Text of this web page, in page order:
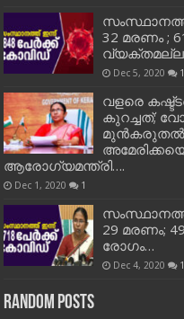
32 മരണം ;
Dec 5, 2020 1
വളരെ
കുറച്ചത്;
മുൻകരുതൽ
ആരോഗ്യമന്ത്രി….
Dec 1, 2020 1
29 മരണം;
രോഗം…
Dec 4, 2020 1
Random Posts